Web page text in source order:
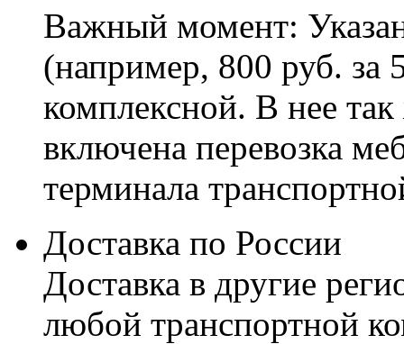
Важный момент:
(например, 800 руб. за
комплексной. В нее
включена перевозка
терминала
Доставка по России
Доставка в другие
любой транспортной